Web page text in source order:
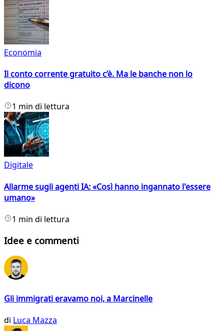
Economia
Il conto corrente gratuito c’è. Ma le banche non lo
dicono
1 min di lettura
Digitale
Allarme sugli agenti IA: «Così hanno ingannato l'essere
umano»
1 min di lettura
Idee e commenti
Gli immigrati eravamo noi, a Marcinelle
di Luca Mazza